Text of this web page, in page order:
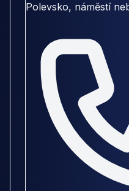
Polevsko, náměstí